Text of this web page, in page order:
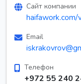
Сайт компании
Email
Телефон
+972 55 240